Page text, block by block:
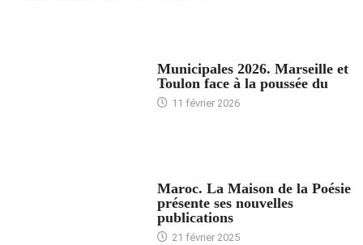
Municipales 2026. Marseille et
Toulon face à la poussée du
11 février 2026
Maroc. La Maison de la Poésie
présente ses nouvelles
publications
21 février 2025